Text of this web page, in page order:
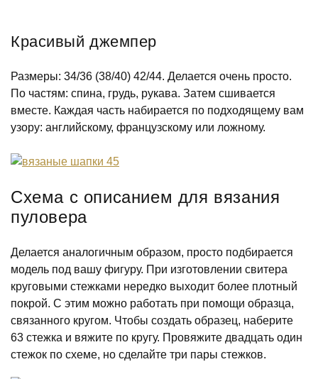
Красивый джемпер
Размеры: 34/36 (38/40) 42/44. Делается очень просто.
По частям: спина, грудь, рукава. Затем сшивается
вместе. Каждая часть набирается по подходящему вам
узору: английскому, французскому или ложному.
Схема с описанием для вязания
пуловера
Делается аналогичным образом, просто подбирается
модель под вашу фигуру. При изготовлении свитера
круговыми стежками нередко выходит более плотный
покрой. С этим можно работать при помощи образца,
связанного кругом. Чтобы создать образец, наберите
63 стежка и вяжите по кругу. Провяжите двадцать один
стежок по схеме, но сделайте три пары стежков.